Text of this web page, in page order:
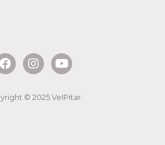
© 2025 VelPitar.